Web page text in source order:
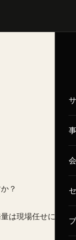
？
は現場任せにな